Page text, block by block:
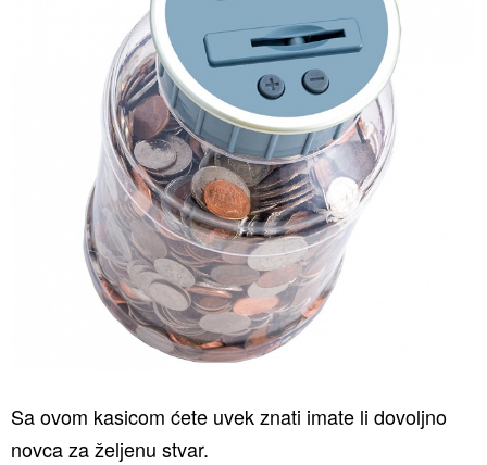
Sa ovom kasicom ćete uvek znati imate li dovoljno
novca za željenu stvar.